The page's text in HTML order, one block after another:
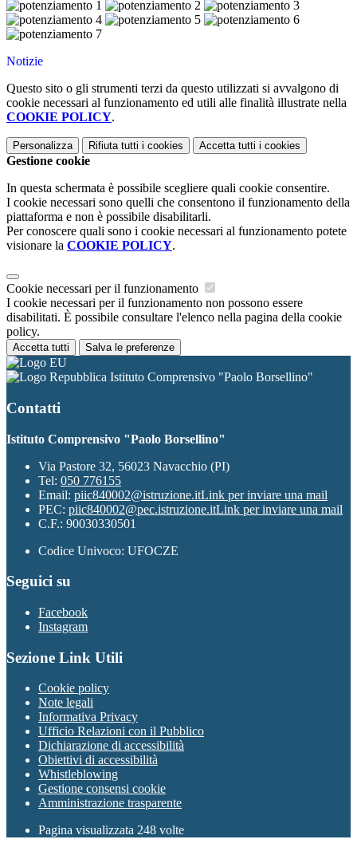
Notizie
Questo sito o gli strumenti terzi da questo utilizzati si avvalgono di
cookie necessari al funzionamento ed utili alle finalità illustrate nella
COOKIE POLICY.
Personalizza Rifiuta tutti i cookies Accetta tutti i cookies
Gestione cookie
In questa schermata è possibile scegliere quali cookie consentire.
I cookie necessari sono quelli che consentono il funzionamento della
piattaforma e non è possibile disabilitarli.
Per conoscere quali sono i cookie necessari al funzionamento potete
visionare la COOKIE POLICY.
Cookie necessari per il funzionamento
I cookie necessari per il funzionamento non possono essere
disabilitati. È possibile consultare l'elenco nella pagina della cookie
policy.
Accetta tutti Salva le preferenze
Istituto Comprensivo "Paolo Borsellino"
Contatti
Istituto Comprensivo "Paolo Borsellino"
Via Pastore 32, 56023 Navacchio (PI)
Tel: 050 776155
Email: piic840002@istruzione.itLink per inviare una mail
PEC: piic840002@pec.istruzione.itLink per inviare una mail
C.F.: 90030330501
Codice Univoco: UFOCZE
Seguici su
Facebook
Instagram
Sezione Link Utili
Cookie policy
Note legali
Informativa Privacy
Ufficio Relazioni con il Pubblico
Dichiarazione di accessibilità
Obiettivi di accessibilità
Whistleblowing
Gestione consensi cookie
Amministrazione trasparente
Pagina visualizzata 248 volte